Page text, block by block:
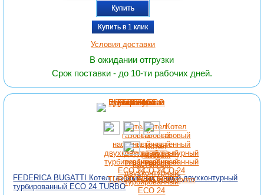
Купить
Купить в 1 клик
Условия доставки
В ожидании отгрузки
Срок поставки - до 10-ти рабочих дней.
FEDERICA BUGATTI Котел газовый настенный двухконтурный
турбированный ECO 24 TURBO